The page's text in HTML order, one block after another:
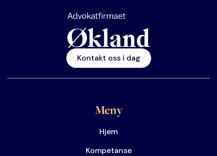
Kontakt oss i dag
Meny
Hjem
Kompetanse